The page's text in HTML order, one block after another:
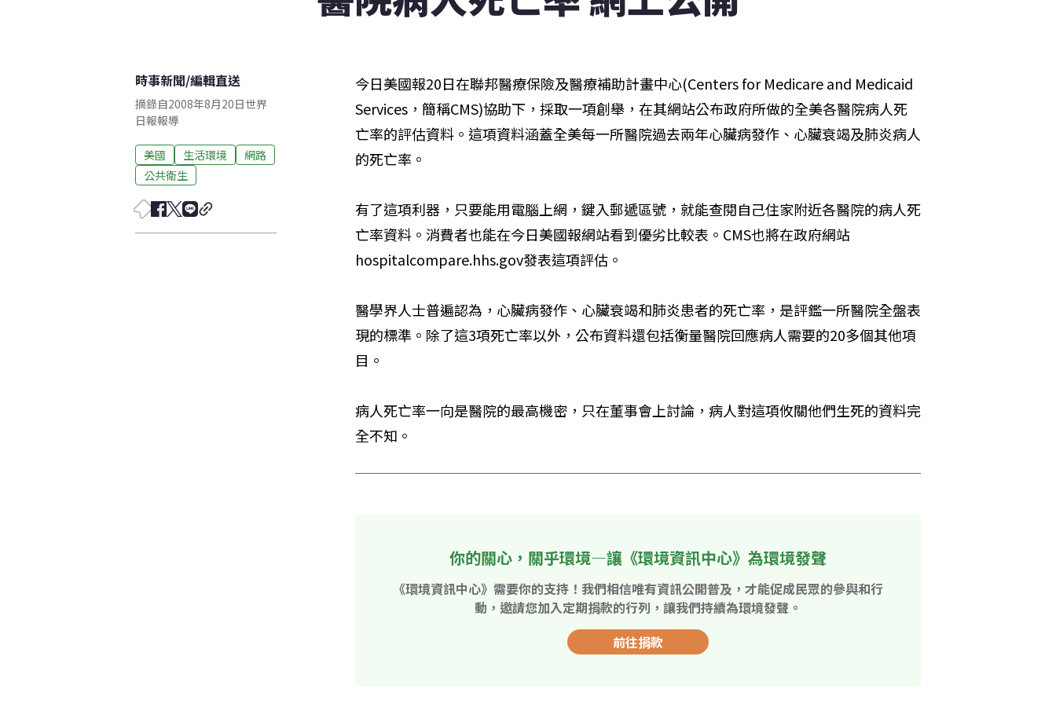
時事新聞/編輯直送
摘錄自2008年8月20日世界
日報報導
美國 生活環境
網路
公共衛生
今日美國報20日在聯邦醫療保險及醫療補助計畫中心(Centers for Medicare and Medicaid
Services，簡稱CMS)協助下，採取一項創舉，在其網站公布政府所做的全美各醫院病人死
亡率的評估資料。這項資料涵蓋全美每一所醫院過去兩年心臟病發作、心臟衰竭及肺炎病人
的死亡率。
有了這項利器，只要能用電腦上網，鍵入郵遞區號，就能查閱自己住家附近各醫院的病人死
亡率資料。消費者也能在今日美國報網站看到優劣比較表。CMS也將在政府網站
hospitalcompare.hhs.gov發表這項評估。
醫學界人士普遍認為，心臟病發作、心臟衰竭和肺炎患者的死亡率，是評鑑一所醫院全盤表
現的標準。除了這3項死亡率以外，公布資料還包括衡量醫院回應病人需要的20多個其他項
目。
病人死亡率一向是醫院的最高機密，只在董事會上討論，病人對這項攸關他們生死的資料完
全不知。
你的關心，關乎環境—讓《環境資訊中心》為環境發聲
《環境資訊中心》需要你的支持！我們相信唯有資訊公開普及，才能促成民眾的參與和行
動，邀請您加入定期捐款的行列，讓我們持續為環境發聲。
前往捐款